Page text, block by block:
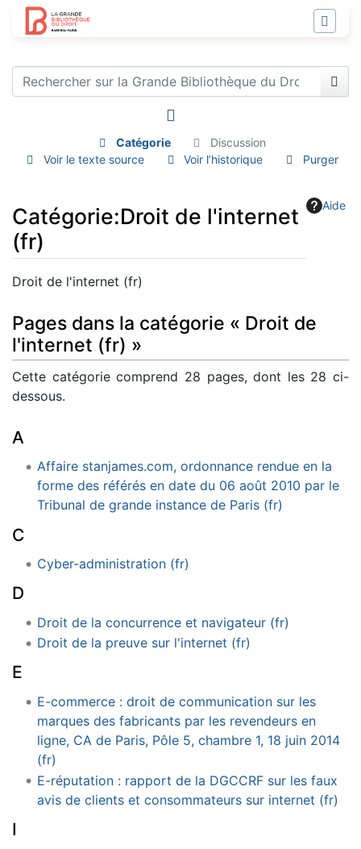
Catégorie
Discussion
Voir le texte source
Voir l’historique Purger
Aide
Catégorie:Droit de l'internet
(fr)
Aller à :navigation ,rechercher
Droit de l'internet (fr)
Pages dans la catégorie « Droit de
l'internet (fr) »
Cette catégorie comprend 28 pages, dont les 28 ci-
dessous.
A
Affaire stanjames.com, ordonnance rendue en la
forme des référés en date du 06 août 2010 par le
Tribunal de grande instance de Paris (fr)
C
Cyber-administration (fr)
D
Droit de la concurrence et navigateur (fr)
Droit de la preuve sur l'internet (fr)
E
E-commerce : droit de communication sur les
marques des fabricants par les revendeurs en
ligne, CA de Paris, Pôle 5, chambre 1, 18 juin 2014
(fr)
E-réputation : rapport de la DGCCRF sur les faux
avis de clients et consommateurs sur internet (fr)
I